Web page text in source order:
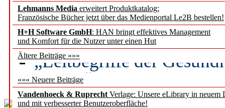
Lehmanns Media erweitert Produktkatalog:
Französische Bücher jetzt über das Medienportal Le2B bestellen!
H+H Software GmbH: HAN bringt effektives Management
und Komfort für die Nutzer unter einen Hut
Ältere Beiträge »»»
««« Neuere Beiträge
Vandenhoeck & Ruprecht Verlage: Unsere eLibrary in neuem
und mit verbesserter Benutzeroberfläche!
Künstliche Intelligenz
besser zu verstehen
„Leitbegriffe der
des BIÖG erscheinen